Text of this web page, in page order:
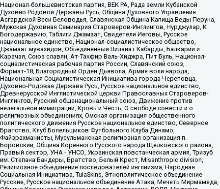
Национал-большевистская партия, ВЕК РА, Рада земли Кубанской
Духовно Родовой Державы Русь, Община Духовного Управления
Асгардской Веси Беловодья, Славянская Община Капища Веды Перуна,
Мужская Духовная Семинария Староверов-Инглингов, Нурджулар, К
Богодержавию, Таблиги Джамаат, Свидетели Иеговы, Русское
национальное единство, Национал-социалистическое общество,
Джамаат мувахидов, Объединенный Вилайат Кабарды, Балкарии и
Карачая, Союз славян, Ат-Такфир Валь-Хиджра, Пит Буль, Национал-
социалистическая рабочая партия России, Славянский союз,
Формат-18, Благородный Орден Дьявола, Армия воли народа,
Национальная Социалистическая Инициатива города Череповца,
Духовно-Родовая Держава Русь, Русское национальное единство,
Древнерусской Инглистической церкви Православных Староверов-
Инглингов, Русский общенациональный союз, Движение против
нелегальной иммиграции, Кровь и Честь, О свободе совести и о
религиозных объединениях, Омская организация общественного
политического движения Русское национальное единство, Северное
Братство, Клуб Болельщиков Футбольного Клуба Динамо,
Файзрахманисты, Мусульманская религиозная организация п.
Боровский, Община Коренного Русского народа Щелковского района,
Правый сектор, УНА - УНСО, Украинская повстанческая армия, Тризуб
им. Степана Бандеры, Братство, Белый Крест, Misanthropic division,
Религиозное объединение последователей инглиизма, Народная
Социальная Инициатива, TulaSkins, Этнополитическое объединение
Русские, Русское национальное объединение Атака, Мечеть Мирмамеда,